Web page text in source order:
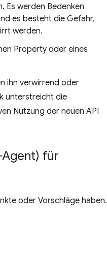
Es werden Bedenken
es besteht die Gefahr,
werden.
Property oder eines
ihn verwirrend oder
unterstreicht die
Nutzung der neuen API
Agent) für
oder Vorschläge haben.